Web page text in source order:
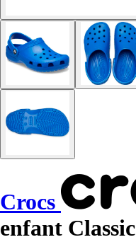
Crocs
enfant Classic